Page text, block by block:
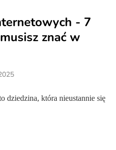
- 7
znać w
dziedzina, która nieustannie się